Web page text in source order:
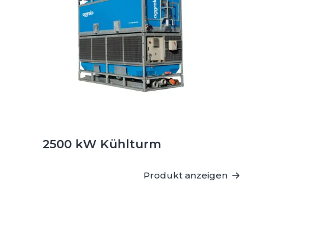
2500 kW Kühlturm
Produkt anzeigen